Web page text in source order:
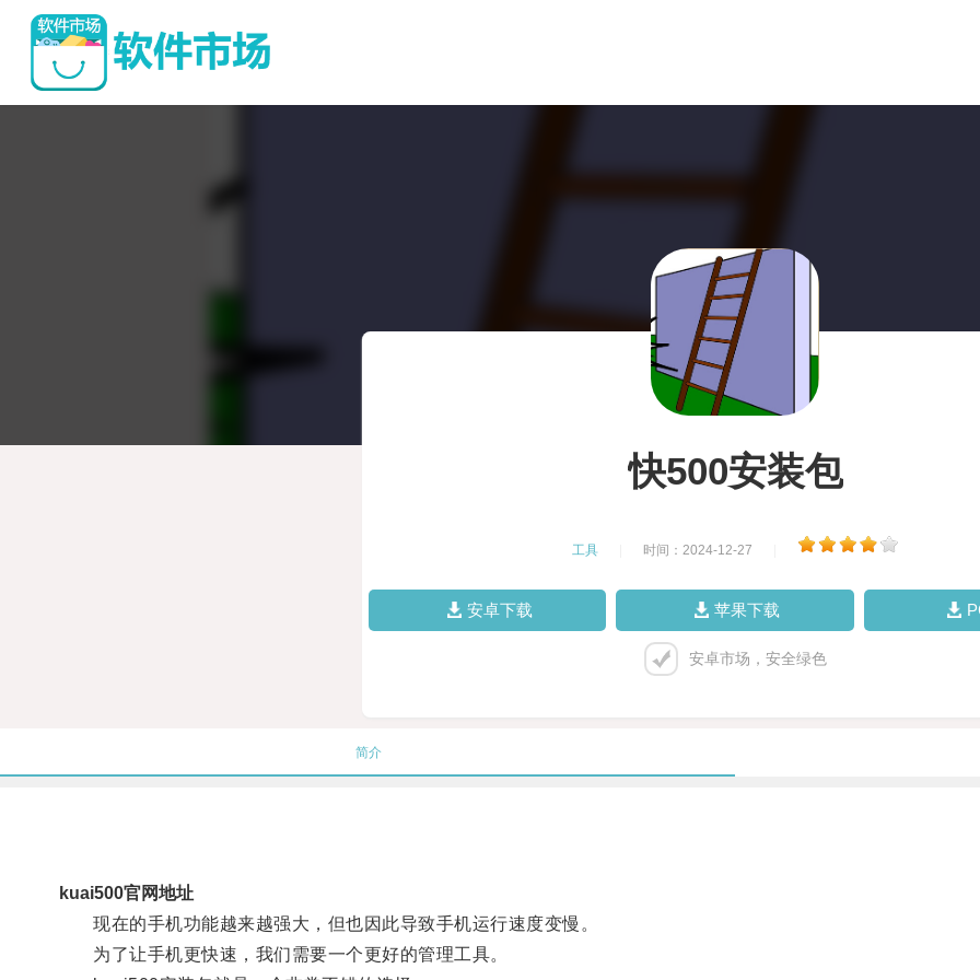
快500安装包
工具 时间：2024-12-27
安卓下载 苹果下载
安卓市场，安全绿色
简介
kuai500官网地址
现在的手机功能越来越强大，但也因此导致手机运行速度变慢。
为了让手机更快速，我们需要一个更好的管理工具。